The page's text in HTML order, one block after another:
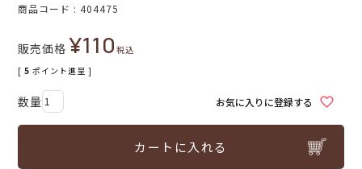
商品コード 404475
販売価格 ¥110税込
[ 5 ポイント進呈 ]
お気に入りに登録する
カートに入れる